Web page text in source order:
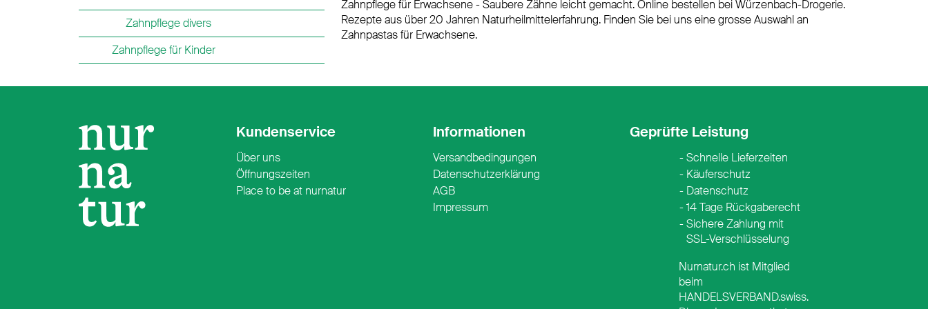
Zahnpflege divers
Zahnpflege für Kinder
Zahnpflege für Erwachsene - Saubere Zähne leicht gemacht. Online bestellen bei Würzenbach-Drogerie.
Rezepte aus über 20 Jahren Naturheilmittelerfahrung. Finden Sie bei uns eine grosse Auswahl an
Zahnpastas für Erwachsene.
Kundenservice
Über uns
Öffnungszeiten
Place to be at nurnatur
Informationen
Versandbedingungen
Datenschutzerklärung
AGB
Impressum
Geprüfte Leistung
Schnelle Lieferzeiten
Käuferschutz
Datenschutz
14 Tage Rückgaberecht
Sichere Zahlung mit
SSL-Verschlüsselung
Nurnatur.ch ist Mitglied
beim
HANDELSVERBAND.swiss.